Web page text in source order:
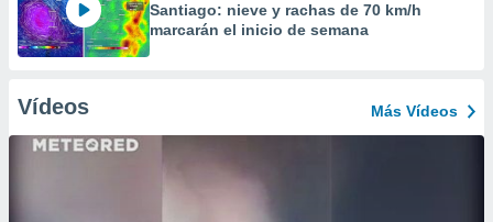
Santiago: nieve y rachas de 70 km/h
marcarán el inicio de semana
Vídeos Más Vídeos